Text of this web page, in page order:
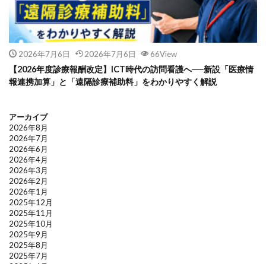
2026年7月6日 2026年7月6日 66View
【2026年度診療報酬改定】ICT時代の訪問看護へ──新設「医療情
報連携加算」と「遠隔診療補助料」をわかりやすく解説
アーカイブ
2026年8月
2026年7月
2026年6月
2026年4月
2026年3月
2026年2月
2026年1月
2025年12月
2025年11月
2025年10月
2025年9月
2025年8月
2025年7月